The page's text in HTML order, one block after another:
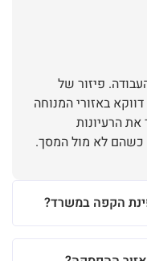
פיזור של
באזורי המנוחה
הרעיונות
כשהם לא מול המסך.
הקפה במשרד?